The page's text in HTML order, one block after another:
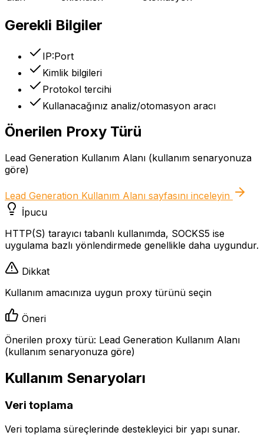
Gerekli Bilgiler
IP:Port
Kimlik bilgileri
Protokol tercihi
Kullanacağınız analiz/otomasyon aracı
Önerilen Proxy Türü
Lead Generation Kullanım Alanı (kullanım senaryonuza
göre)
Lead Generation Kullanım Alanı sayfasını inceleyin
İpucu
HTTP(S) tarayıcı tabanlı kullanımda, SOCKS5 ise
uygulama bazlı yönlendirmede genellikle daha uygundur.
Dikkat
Kullanım amacınıza uygun proxy türünü seçin
Öneri
Önerilen proxy türü: Lead Generation Kullanım Alanı
(kullanım senaryonuza göre)
Kullanım Senaryoları
Veri toplama
Veri toplama süreçlerinde destekleyici bir yapı sunar.